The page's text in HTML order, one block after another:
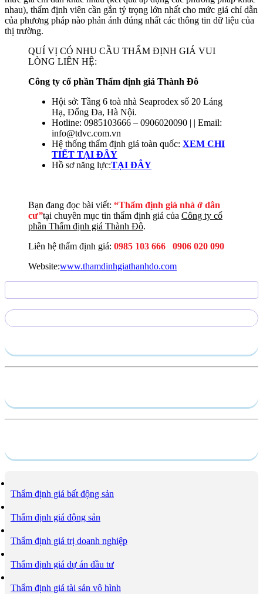
nhau), thẩm định viên cần gắn tỷ trọng lớn nhất cho mức giá chỉ dẫn
của phương pháp nào phản ánh đúng nhất các thông tin dữ liệu của
thị trường.
QUÍ VỊ CÓ NHU CẦU THẨM ĐỊNH GIÁ VUI
LÒNG LIÊN HỆ:
Công ty cổ phần Thẩm định giá Thành Đô
Hội sở: Tầng 6 toà nhà Seaprodex số 20 Láng
Hạ, Đống Đa, Hà Nội.
Hotline: 0985103666 – 0906020090 | | Email:
info@tdvc.com.vn
Hệ thống thẩm định giá toàn quốc: XEM CHI
TIẾT TẠI ĐÂY
Hồ sơ năng lực:TẠI ĐÂY
Bạn đang đọc bài viết: “Thẩm định giá nhà ở dân
cư”tại chuyên mục tin thẩm định giá của Công ty cổ
phần Thẩm định giá Thành Đô.
Liên hệ thẩm định giá: 0985 103 666 0906 020 090
Website:www.thamdinhgiathanhdo.com
Thẩm định giá bất động sản
Thẩm định giá động sản
Thẩm định giá trị doanh nghiệp
Thẩm định giá dự án đầu tư
Thẩm định giá tài sản vô hình